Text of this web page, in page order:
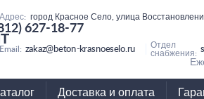
Адрес: город Красное Село, улица
627-18-77
Email: zakaz@beton-krasnoeselo.ru
Отдел
снабжения:
Доставка и оплата